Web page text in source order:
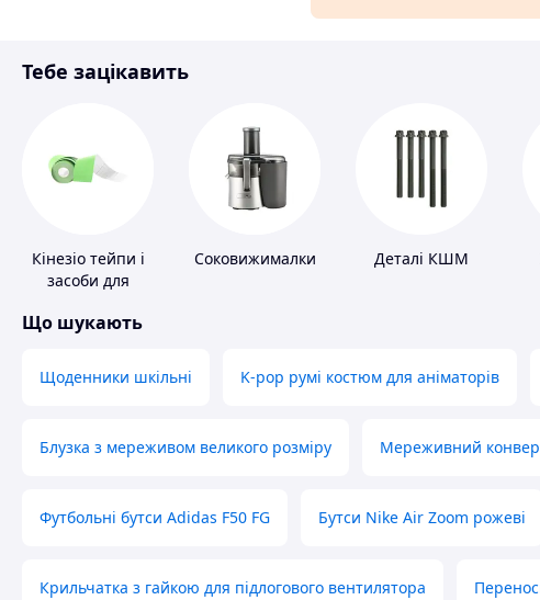
Спорт і відпочинок
Тебе зацікавить
Кінезіо тейпи і
засоби для
Соковижималки Деталі КШМ
Що шукають
Щоденники шкільні K-pop румі костюм для аніматорів
Блузка з мереживом великого розміру Мереживний
Футбольні бутси Adidas F50 FG Бутси Nike Air Zoom рожеві
Крильчатка з гайкою для підлогового вентилятора